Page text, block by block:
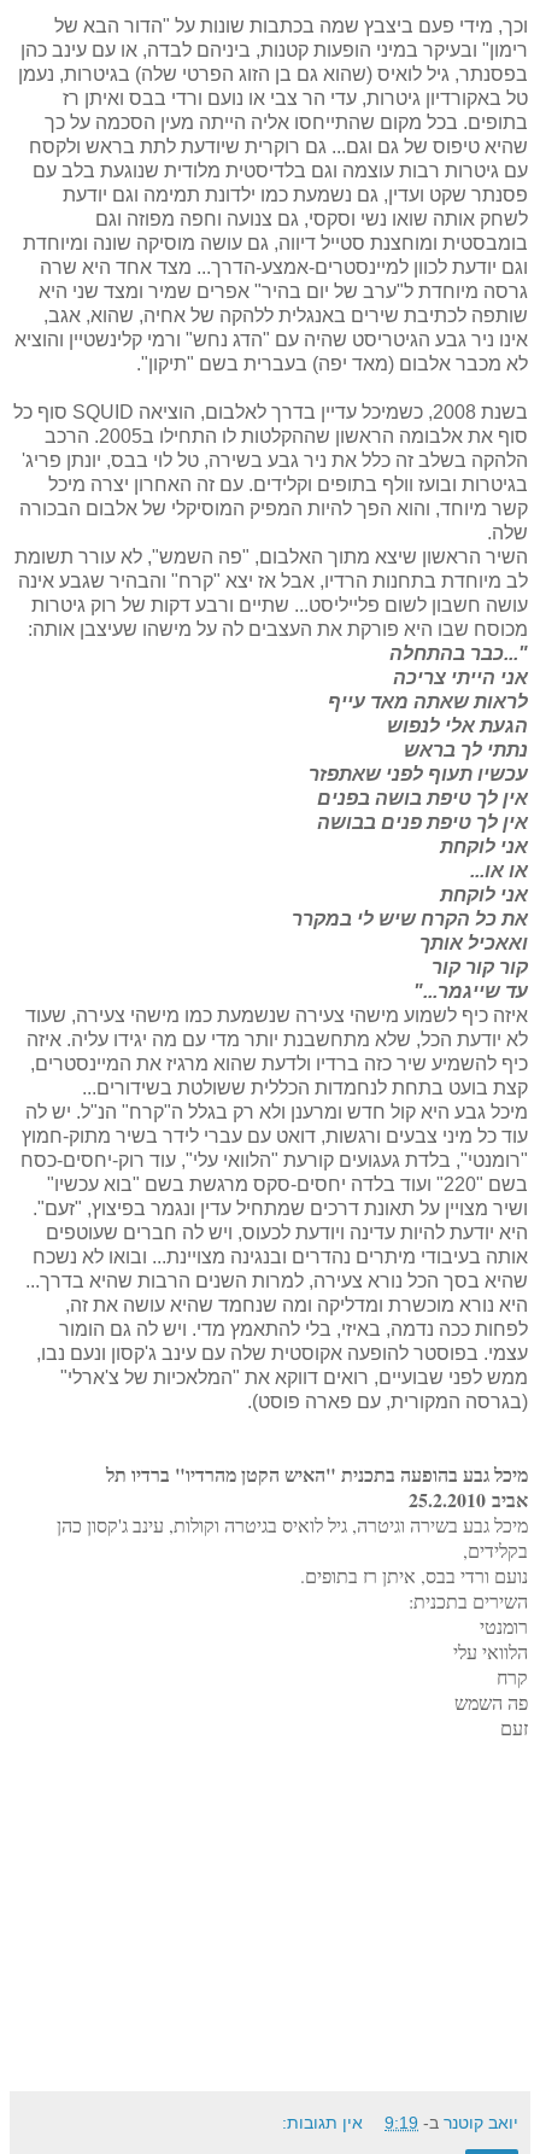
וכך, מידי פעם ביצבץ שמה בכתבות שונות על "הדור הבא של
רימון" ובעיקר במיני הופעות קטנות, ביניהם לבדה, או עם עינב כהן
בפסנתר, גיל לואיס (שהוא גם בן הזוג הפרטי שלה) בגיטרות, נעמן
טל באקורדיון גיטרות, עדי הר צבי או נועם ורדי בבס ואיתן רז
בתופים. בכל מקום שהתייחסו אליה הייתה מעין הסכמה על כך
שהיא טיפוס של גם וגם... גם רוקרית שיודעת לתת בראש ולקסח
עם גיטרות רבות עוצמה וגם בלדיסטית מלודית שנוגעת בלב עם
פסנתר שקט ועדין, גם נשמעת כמו ילדונת תמימה וגם יודעת
לשחק אותה שואו נשי וסקסי, גם צנועה וחפה מפוזה וגם
בומבסטית ומוחצנת סטייל דיווה, גם עושה מוסיקה שונה ומיוחדת
וגם יודעת לכוון למיינסטרים-אמצע-הדרך... מצד אחד היא שרה
גרסה מיוחדת ל"ערב של יום בהיר" אפרים שמיר ומצד שני היא
שותפה לכתיבת שירים באנגלית ללהקה של אחיה, שהוא, אגב,
אינו ניר גבע הגיטריסט שהיה עם "הדג נחש" ורמי קלינשטיין והוציא
לא מכבר אלבום (מאד יפה) בעברית בשם "תיקון".
בשנת 2008, כשמיכל עדיין בדרך לאלבום, הוציאה SQUID סוף כל
סוף את אלבומה הראשון שההקלטות לו התחילו ב2005. הרכב
הלהקה בשלב זה כלל את ניר גבע בשירה, טל לוי בבס, יונתן פריג'
בגיטרות ובועז וולף בתופים וקלידים. עם זה האחרון יצרה מיכל
קשר מיוחד, והוא הפך להיות המפיק המוסיקלי של אלבום הבכורה
שלה.
השיר הראשון שיצא מתוך האלבום, "פה השמש", לא עורר תשומת
לב מיוחדת בתחנות הרדיו, אבל אז יצא "קרח" והבהיר שגבע אינה
עושה חשבון לשום פלייליסט... שתיים ורבע דקות של רוק גיטרות
מכוסח שבו היא פורקת את העצבים לה על מישהו שעיצבן אותה:
"...כבר בהתחלה
אני הייתי צריכה
לראות שאתה מאד עייף
הגעת אלי לנפוש
נתתי לך בראש
עכשיו תעוף לפני שאתפזר
אין לך טיפת בושה בפנים
אין לך טיפת פנים בבושה
אני לוקחת
או או...
אני לוקחת
את כל הקרח שיש לי במקרר
ואאכיל אותך
קור קור קור
עד שייגמר..."
איזה כיף לשמוע מישהי צעירה שנשמעת כמו מישהי צעירה, שעוד
לא יודעת הכל, שלא מתחשבנת יותר מדי עם מה יגידו עליה. איזה
כיף להשמיע שיר כזה ברדיו ולדעת שהוא מרגיז את המיינסטרים,
קצת בועט בתחת לנחמדות הכללית ששולטת בשידורים...
מיכל גבע היא קול חדש ומרענן ולא רק בגלל ה"קרח" הנ"ל. יש לה
עוד כל מיני צבעים ורגשות, דואט עם עברי לידר בשיר מתוק-חמוץ
"רומנטי", בלדת געגועים קורעת "הלוואי עלי", עוד רוק-יחסים-כסח
בשם "220" ועוד בלדה יחסים-סקס מרגשת בשם "בוא עכשיו"
ושיר מצויין על תאונת דרכים שמתחיל עדין ונגמר בפיצוץ, "זעם".
היא יודעת להיות עדינה ויודעת לכעוס, ויש לה חברים שעוטפים
אותה בעיבודי מיתרים נהדרים ובנגינה מצויינת... ובואו לא נשכח
שהיא בסך הכל נורא צעירה, למרות השנים הרבות שהיא בדרך...
היא נורא מוכשרת ומדליקה ומה שנחמד שהיא עושה את זה,
לפחות ככה נדמה, באיזי, בלי להתאמץ מדי. ויש לה גם הומור
עצמי. בפוסטר להופעה אקוסטית שלה עם עינב ג'קסון ונעם נבו,
ממש לפני שבועיים, רואים דווקא את "המלאכיות של צ'ארלי"
(בגרסה המקורית, עם פארה פוסט).
מיכל גבע בהופעה בתכנית "האיש הקטן מהרדיו" ברדיו תל
אביב 25.2.2010
מיכל גבע בשירה וגיטרה, גיל לואיס בגיטרה וקולות, עינב ג'קסון כהן
בקלידים,
נועם ורדי בבס, איתן רז בתופים.
השירים בתכנית:
רומנטי
הלוואי עלי
קרח
פה השמש
זעם
יואב קוטנר ב- 9:19 אין תגובות: